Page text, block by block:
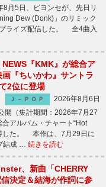
月5日、ビヨンセが、先日リ
Dew (Donk)」のリミック
ライズ配信した。 全4曲入
NEWS『KMK』が総合ア
『ちいかわ』サントラ
2位に登場
Ｊ－ＰＯＰ
2026年8月6日
（集計期間：2026年7月27
アルバム・チャート“Hot
した。 本作は、7月29日に
結成 … 続きを読む
、新曲「CHERRY
決定＆結海が作詞に参